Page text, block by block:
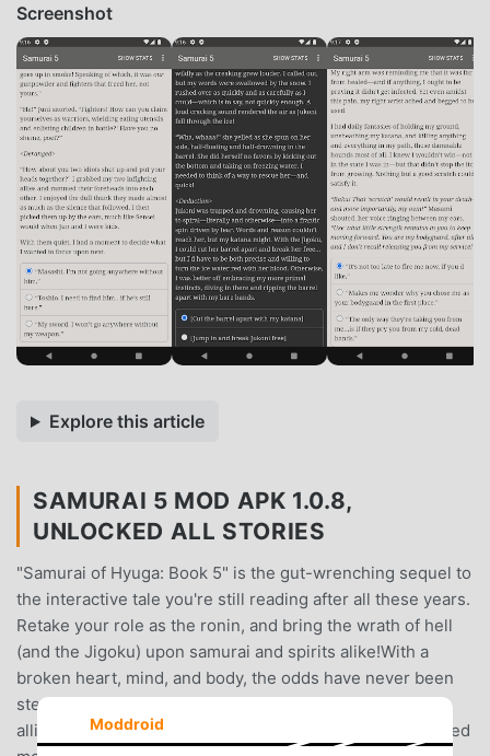
Screenshot
Explore this article
SAMURAI 5 MOD APK 1.0.8,
UNLOCKED ALL STORIES
"Samurai of Hyuga: Book 5" is the gut-wrenching sequel to
the interactive tale you're still reading after all these years.
Retake your role as the ronin, and bring the wrath of hell
(and the Jigoku) upon samurai and spirits alike!With a
broken heart, mind, and body, the odds have never been
steeper against our hero. Enemies abound...but so do
allies, too. With stakes higher than ever before, you'll need
Moddroid